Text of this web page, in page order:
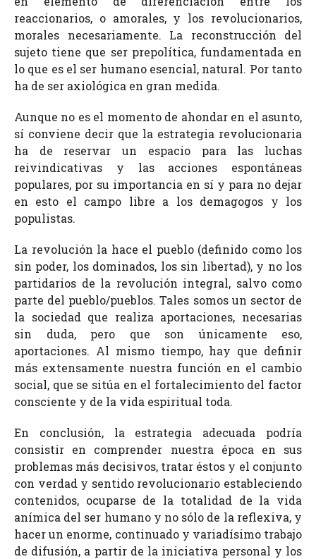
reaccionarios, o amorales, y los revolucionarios,
morales necesariamente. La reconstrucción del
sujeto tiene que ser prepolítica, fundamentada en
lo que es el ser humano esencial, natural. Por tanto
ha de ser axiológica en gran medida.
Aunque no es el momento de ahondar en el asunto,
sí conviene decir que la estrategia revolucionaria
ha de reservar un espacio para las luchas
reivindicativas y las acciones espontáneas
populares, por su importancia en sí y para no dejar
en esto el campo libre a los demagogos y los
populistas.
La revolución la hace el pueblo (definido como los
sin poder, los dominados, los sin libertad), y no los
partidarios de la revolución integral, salvo como
parte del pueblo/pueblos. Tales somos un sector de
la sociedad que realiza aportaciones, necesarias
sin duda, pero que son únicamente eso,
aportaciones. Al mismo tiempo, hay que definir
más extensamente nuestra función en el cambio
social, que se sitúa en el fortalecimiento del factor
consciente y de la vida espiritual toda.
En conclusión, la estrategia adecuada podría
consistir en comprender nuestra época en sus
problemas más decisivos, tratar éstos y el conjunto
con verdad y sentido revolucionario estableciendo
contenidos, ocuparse de la totalidad de la vida
anímica del ser humano y no sólo de la reflexiva, y
hacer un enorme, continuado y variadísimo trabajo
de difusión, a partir de la iniciativa personal y los